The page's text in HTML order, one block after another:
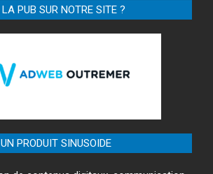
LA PUB SUR NOTRE SITE ?
UN PRODUIT SINUSOIDE